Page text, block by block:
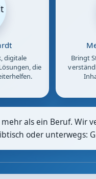
digitale
die
Bringt
als ein Beruf. Wir
oder unterwegs: